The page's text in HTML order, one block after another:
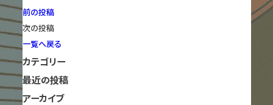
前の投稿
次の投稿
一覧へ戻る
カテゴリー
最近の投稿
アーカイブ